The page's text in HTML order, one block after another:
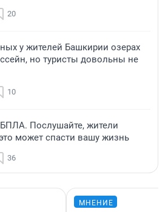
20
у жителей Башкирии озерах
но туристы довольны не
10
БПЛА. Послушайте, жители
может спасти вашу жизнь
36
МНЕНИЕ